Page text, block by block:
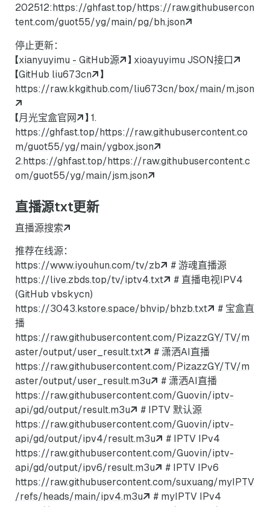
202512: https://ghfast.top/https://raw.githubusercon
tent.com/guot55/yg/main/pg/bh.json
停止更新：
【xianyuyimu - GitHub源 】 xioayuyimu JSON接口
【GitHub liu673cn
】
https://raw.kkgithub.com/liu673cn/box/main/m.json
【月光宝盒官网
】 1.
https://ghfast.top/https://raw.githubusercontent.co
m/guot55/yg/main/ygbox.json
2.https://ghfast.top/https://raw.githubusercontent.c
om/guot55/yg/main/jsm.json
直播源txt更新
直播源搜索
推荐在线源：
https://www.iyouhun.com/tv/zb
# 游魂直播源
https://live.zbds.top/tv/iptv4.txt
# 直播电视IPV4
(GitHub vbskycn)
https://3043.kstore.space/bhvip/bhzb.txt
# 宝盒直
播
https://raw.githubusercontent.com/PizazzGY/TV/m
aster/output/user_result.txt
# 潇洒AI直播
https://raw.githubusercontent.com/PizazzGY/TV/m
aster/output/user_result.m3u
# 潇洒AI直播
https://raw.githubusercontent.com/Guovin/iptv-
api/gd/output/result.m3u
# IPTV 默认源
https://raw.githubusercontent.com/Guovin/iptv-
api/gd/output/ipv4/result.m3u
# IPTV IPv4
https://raw.githubusercontent.com/Guovin/iptv-
api/gd/output/ipv6/result.m3u
# IPTV IPv6
https://raw.githubusercontent.com/suxuang/myIPTV
/refs/heads/main/ipv4.m3u
# myIPTV IPv4